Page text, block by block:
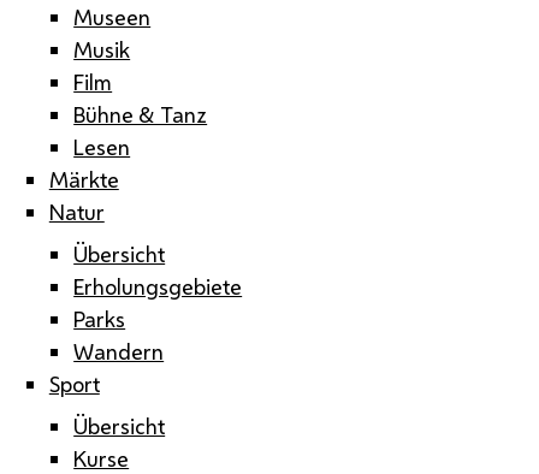
Museen
Musik
Film
Bühne & Tanz
Lesen
Märkte
Natur
Übersicht
Erholungsgebiete
Parks
Wandern
Sport
Übersicht
Kurse